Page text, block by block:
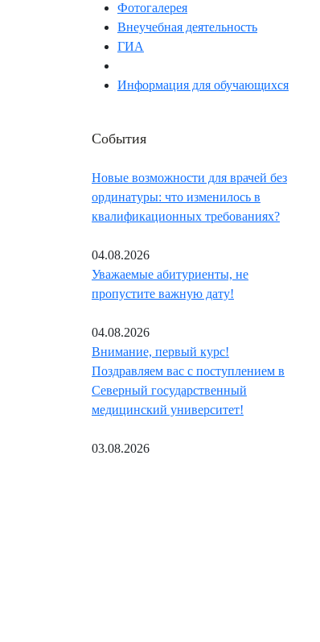
Фотогалерея
Внеучебная деятельность
ГИА
Информация для обучающихся
События
Новые возможности для врачей без
ординатуры: что изменилось в
квалификационных требованиях?
04.08.2026
Уважаемые абитуриенты, не
пропустите важную дату!
04.08.2026
Внимание, первый курс!
Поздравляем вас с поступлением в
Северный государственный
медицинский университет!
03.08.2026